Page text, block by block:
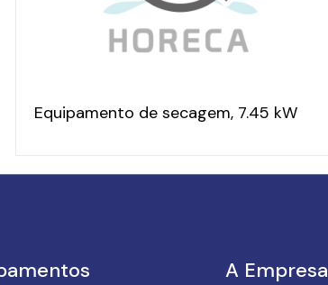
Equipamento de secagem, 7.45 kW
A Empresa